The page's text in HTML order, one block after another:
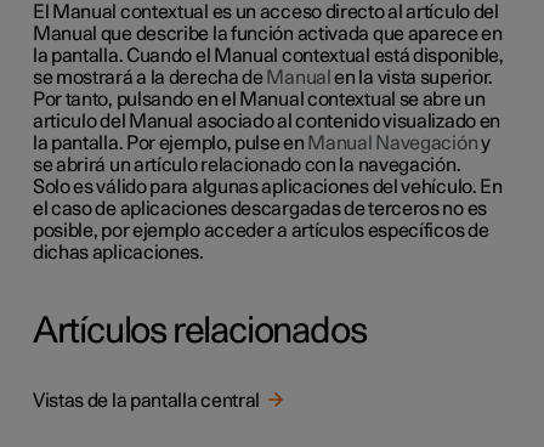
El Manual contextual es un acceso directo al artículo del
Manual que describe la función activada que aparece en
la pantalla. Cuando el Manual contextual está disponible,
se mostrará a la derecha de Manual en la vista superior.
Por tanto, pulsando en el Manual contextual se abre un
articulo del Manual asociado al contenido visualizado en
la pantalla. Por ejemplo, pulse en Manual Navegacióny
se abrirá un artículo relacionado con la navegación.
Solo es válido para algunas aplicaciones del vehículo. En
el caso de aplicaciones descargadas de terceros no es
posible, por ejemploacceder a artículos específicos de
dichas aplicaciones.
Artículos relacionados
Vistas de la pantalla central